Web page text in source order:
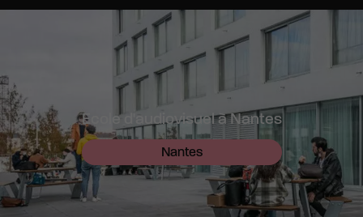
Ecole d'audiovisuel à Nantes
Nantes